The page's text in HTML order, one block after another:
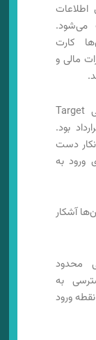
اطلاعات
می‌شود.
کارت
مالی و
نقطه شروع حمله، سیستم‌های داخلی Target
بود.
دست
ورود به
آشکار
محدود
به
ورود